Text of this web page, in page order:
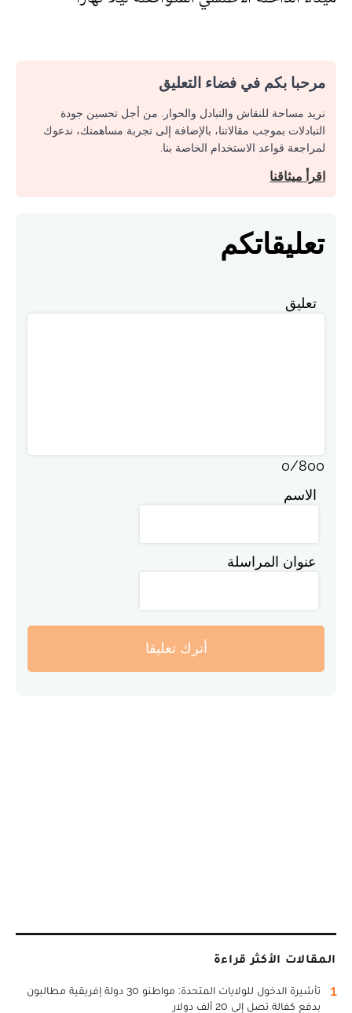
مرحبا بكم في فضاء التعليق
نريد مساحة للنقاش والتبادل والحوار. من أجل تحسين جودة
التبادلات بموجب مقالاتنا، بالإضافة إلى تجربة مساهمتك، ندعوك
لمراجعة قواعد الاستخدام الخاصة بنا.
اقرأ ميثاقنا
تعليقاتكم
تعليق
0/800
الاسم
عنوان المراسلة
أترك تعليقا
المقالات الأكثر قراءة
1
تأشيرة الدخول للولايات المتحدة: مواطنو 30 دولة إفريقية مطالبون
بدفع كفالة تصل إلى 20 ألف دولار